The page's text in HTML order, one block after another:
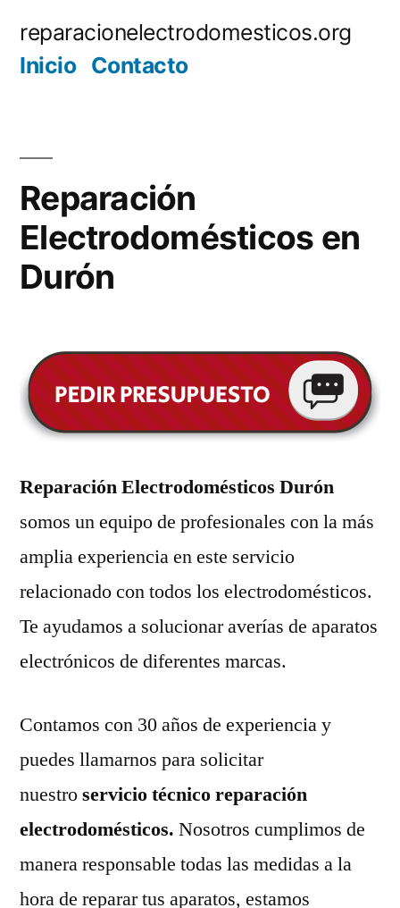
reparacionelectrodomesticos.org
Inicio Contacto
Reparación
Electrodomésticos en
Durón
Reparación Electrodomésticos Durón
somos un equipo de profesionales con la más
amplia experiencia en este servicio
relacionado con todos los electrodomésticos.
Te ayudamos a solucionar averías de aparatos
electrónicos de diferentes marcas.
Contamos con 30 años de experiencia y
puedes llamarnos para solicitar
nuestroservicio técnico reparación
electrodomésticos. Nosotros cumplimos de
manera responsable todas las medidas a la
hora de reparar tus aparatos, estamos